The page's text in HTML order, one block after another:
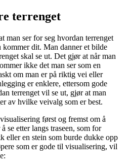
terrenget
man ser for seg hvordan terrenget
dit. Man danner et bilde
skal se ut. Det gjør at når man
ikke det man ser som en
om man er på riktig vei eller
er enklere, ettersom gode
terrenget vil se ut, gjør at man
av hvilke veivalg som er best.
først og fremst om å
se etter langs traseen, som for
eller en stein som burde dukke opp
som er gode til visualisering, vil